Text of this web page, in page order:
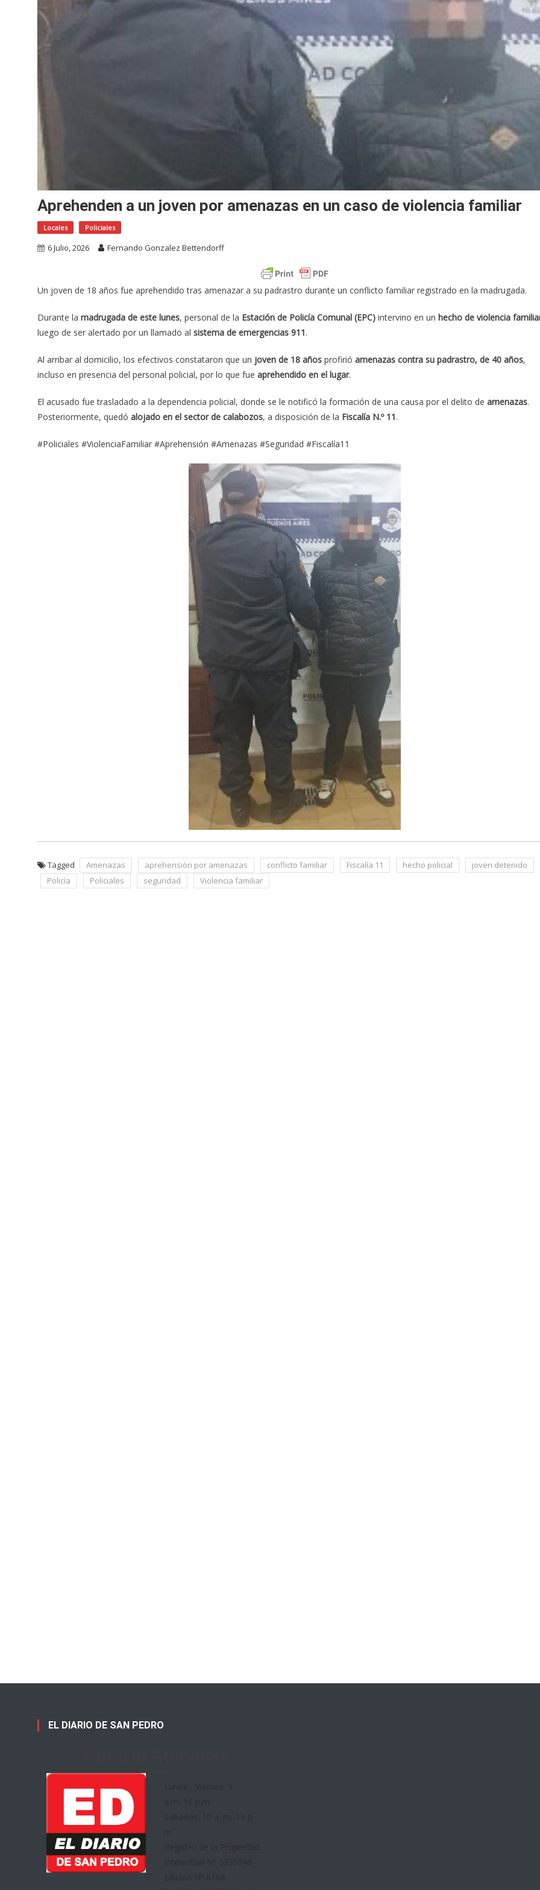
Aprehenden a un joven por amenazas en un caso de violencia familiar
Locales Policiales
6 Julio, 2026 Fernando Gonzalez Bettendorff
Un joven de 18 años fue aprehendido tras amenazar a su padrastro durante un conflicto familiar registrado en la madrugada.
Durante la madrugada de este lunes, personal de la Estación de Policía Comunal (EPC) intervino en un hecho de violencia
luego de ser alertado por un llamado al sistema de emergencias 911.
Al arribar al domicilio, los efectivos constataron que un joven de 18 años profirió amenazas contra su padrastro, de 40 años,
incluso en presencia del personal policial, por lo que fue aprehendido en el lugar.
El acusado fue trasladado a la dependencia policial, donde se le notificó la formación de una causa por el delito de amenazas.
Posteriormente, quedó alojado en el sector de calabozos, a disposición de la Fiscalía N.º 11.
#Policiales #ViolenciaFamiliar #Aprehensión #Amenazas #Seguridad #Fiscalía11
Tagged Amenazas aprehensión por amenazas conflicto familiar Fiscalía 11 hecho policial
joven detenido
Policía
Policiales seguridad Violencia familiar
EL DIARIO DE SAN PEDRO
Lunes - Viernes: 9
a.m.-16 p.m.
Sábados: 10 a. m.-13 p.
m.
Registro de la Propiedad
Intelectual Nº 5335348
Edición Nº 6168